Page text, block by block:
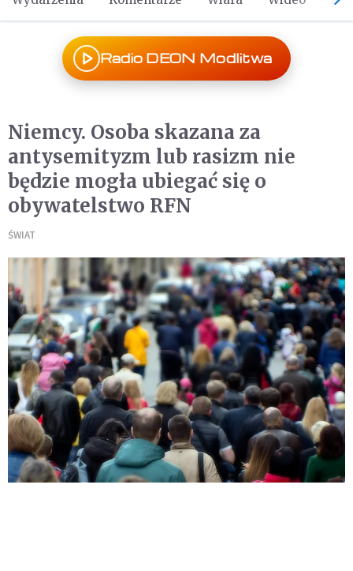
Radio DEON Modlitwa
Niemcy. Osoba skazana za
antysemityzm lub rasizm nie
będzie mogła ubiegać się o
obywatelstwo RFN
ŚWIAT